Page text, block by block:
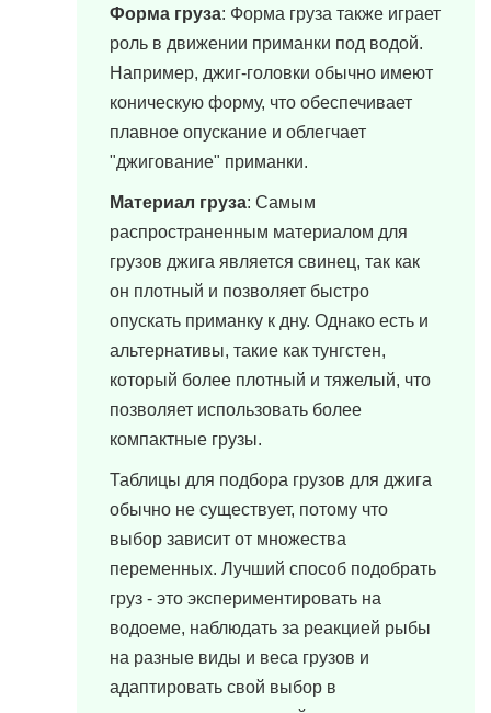
Форма груза: Форма груза также играет
роль в движении приманки под водой.
Например, джиг-головки обычно имеют
коническую форму, что обеспечивает
плавное опускание и облегчает
"джигование" приманки.
Материал груза: Самым
распространенным материалом для
грузов джига является свинец, так как
он плотный и позволяет быстро
опускать приманку к дну. Однако есть и
альтернативы, такие как тунгстен,
который более плотный и тяжелый, что
позволяет использовать более
компактные грузы.
Таблицы для подбора грузов для джига
обычно не существует, потому что
выбор зависит от множества
переменных. Лучший способ подобрать
груз - это экспериментировать на
водоеме, наблюдать за реакцией рыбы
на разные виды и веса грузов и
адаптировать свой выбор в